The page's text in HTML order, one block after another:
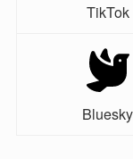
TikTok
Bluesky